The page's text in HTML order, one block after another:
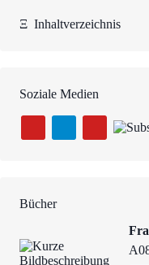
Ξ Inhaltverzeichnis
Soziale Medien
Bücher